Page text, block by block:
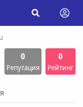
0
Репутация
0
Рейтинг